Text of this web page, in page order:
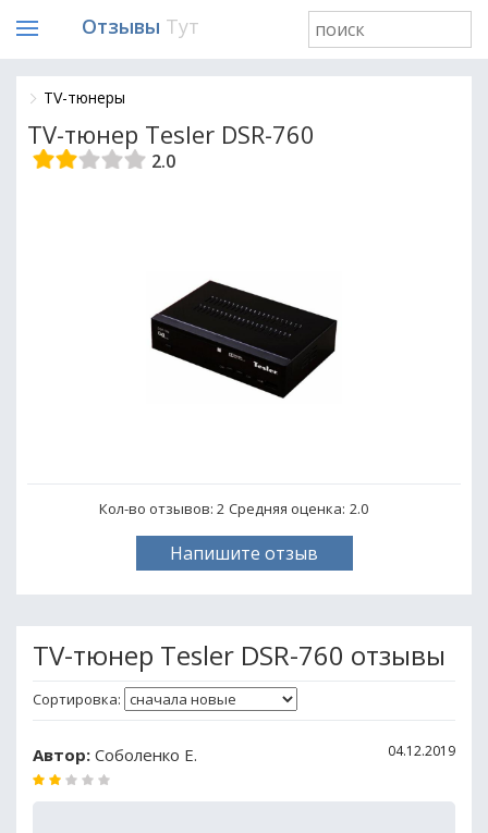
Отзывы Тут
TV-тюнеры
TV-тюнер Tesler DSR-760
2.0
Кол-во отзывов: 2 Средняя оценка: 2.0
Напишите отзыв
TV-тюнер Tesler DSR-760 отзывы
Сортировка:
Автор: Соболенко Е. 04.12.2019